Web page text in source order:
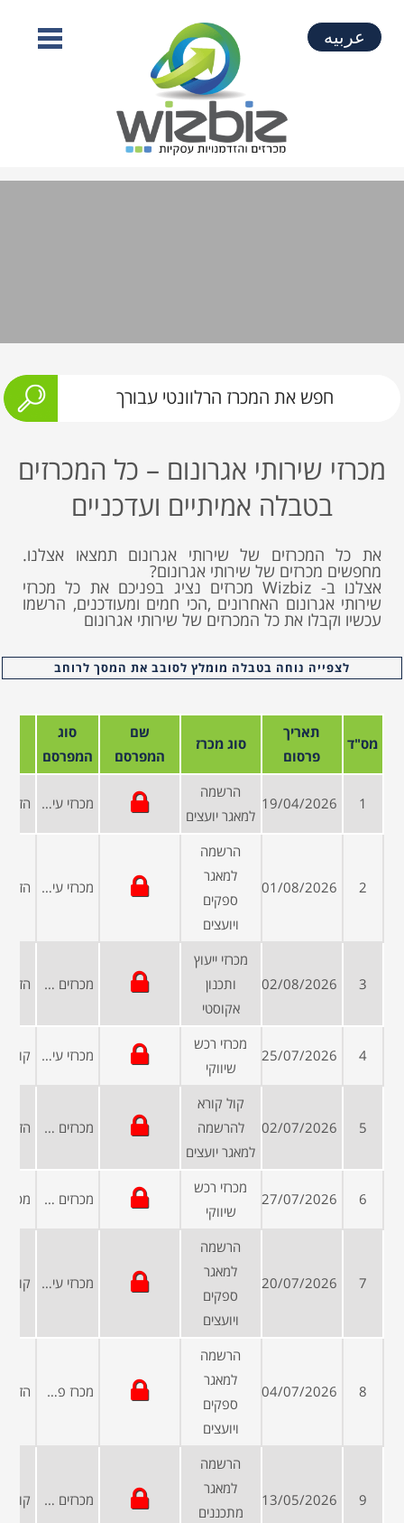
عربيه
מכרזי שירותי אגרונום – כל המכרזים
בטבלה אמיתיים ועדכניים
את כל המכרזים של שירותי אגרונום תמצאו אצלנו.
מחפשים מכרזים של שירותי אגרונום?
אצלנו ב- Wizbiz מכרזים נציג בפניכם את כל מכרזי
שירותי אגרונום האחרונים ,הכי חמים ומעודכנים, הרשמו
עכשיו וקבלו את כל המכרזים של שירותי אגרונום
לצפייה נוחה בטבלה מומלץ לסובב את המסך לרוחב
מס"ד
תאריך
פרסום
סוג מכרז
שם
המפרסם
סוג
המפרסם
1
19/04/2026
הרשמה
למאגר יועצים
מכרזי עיריות ומועצות
2
01/08/2026
הרשמה
למאגר
ספקים
ויועצים
מכרזי עיריות ומועצות
3
02/08/2026
מכרזי ייעוץ
ותכנון
אקוסטי
מכרזים פומביים
4
25/07/2026
מכרזי רכש
שיווקי
מכרזי עיריות ומועצות
5
02/07/2026
קול קורא
להרשמה
למאגר יועצים
מכרזים פומביים
6
27/07/2026
מכרזי רכש
שיווקי
מכרזים פומביים
7
20/07/2026
הרשמה
למאגר
ספקים
ויועצים
מכרזי עיריות ומועצות
8
04/07/2026
הרשמה
למאגר
ספקים
ויועצים
מכרז פרטי
9
13/05/2026
הרשמה
למאגר
מתכננים
מכרזים פומביים